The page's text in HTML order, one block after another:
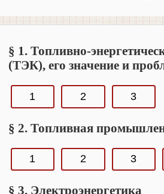
§ 1. Топливно-
(ТЭК), его значение и
1 2 3
§ 2. Топливная
1 2 3
§ 3. Электроэнергетика